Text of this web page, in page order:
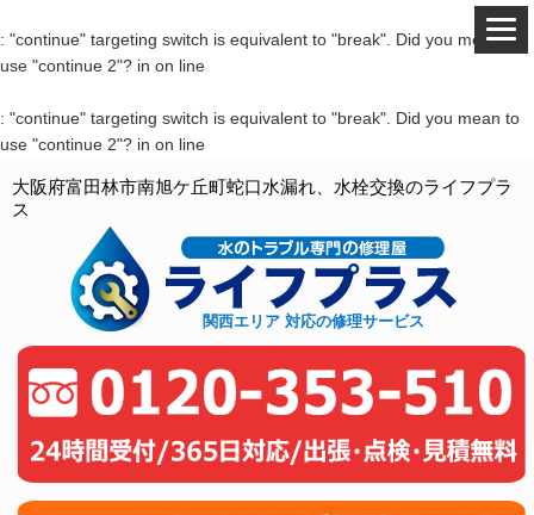
: "continue" targeting switch is equivalent to "break". Did you mean to
use "continue 2"? in on line
: "continue" targeting switch is equivalent to "break". Did you mean to
use "continue 2"? in on line
大阪府富田林市南旭ケ丘町蛇口水漏れ、水栓交換のライフプラ
ス
関西エリア 対応の修理サービス